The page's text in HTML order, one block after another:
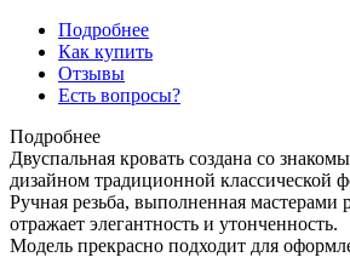
Подробнее
Как купить
Отзывы
Есть вопросы?
Подробнее
Двуспальная кровать создана со
дизайном традиционной классической
Ручная резьба, выполненная
отражает элегантность и утонченность.
Модель прекрасно подходит для